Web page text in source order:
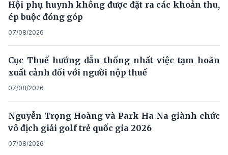
Hội phụ huynh không được đặt ra các khoản thu,
ép buộc đóng góp
07/08/2026
Cục Thuế hướng dẫn thống nhất việc tạm hoãn
xuất cảnh đối với người nộp thuế
07/08/2026
Nguyễn Trọng Hoàng và Park Ha Na giành chức
vô địch giải golf trẻ quốc gia 2026
07/08/2026